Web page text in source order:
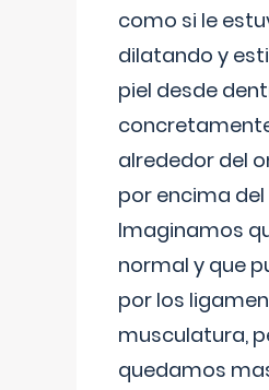
como si le
dilatando y
piel desde
alrededor del
por encima
Imaginamos
normal y que
por los
musculatura,
quedamos